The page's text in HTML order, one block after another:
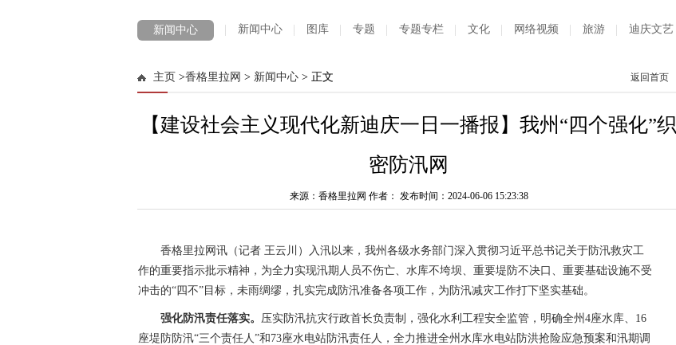
新闻中心 新闻中心 图库 专题 专题专栏 文化 网络视频 旅游 迪庆文艺
法治迪庆
主页 >香格里拉网 > 新闻中心 > 正文 返回首页
【建设社会主义现代化新迪庆一日一播报】我州“四个强化”织
密防汛网
来源：香格里拉网 作者： 发布时间：2024-06-06 15:23:38
香格里拉网讯（记者 王云川）入汛以来，我州各级水务部门深入贯彻习近平总书记关于防汛救灾工
作的重要指示批示精神，为全力实现汛期人员不伤亡、水库不垮坝、重要堤防不决口、重要基础设施不受
冲击的“四不”目标，未雨绸缪，扎实完成防汛准备各项工作，为防汛减灾工作打下坚实基础。
强化防汛责任落实。 压实防汛抗灾行政首长负责制，强化水利工程安全监管，明确全州4座水库、16
座堤防防汛“三个责任人”和73座水电站防汛责任人，全力推进全州水库水电站防洪抢险应急预案和汛期调